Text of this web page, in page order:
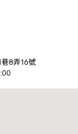
8弄16號